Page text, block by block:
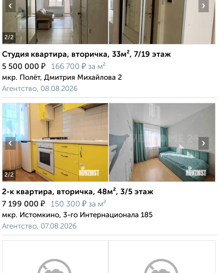
2/2
‹ ›
Студия квартира, вторичка, 33м², 7/19 этаж
5 500 000 ₽ 166 700 ₽ за м²
мкр. Полёт, Дмитрия Михайлова 2
Агентство, 08.08.2026
2/2
‹ ›
2-к квартира, вторичка, 48м², 3/5 этаж
7 199 000 ₽ 150 300 ₽ за м²
мкр. Истомкино, 3-го Интернационала 185
Агентство, 07.08.2026